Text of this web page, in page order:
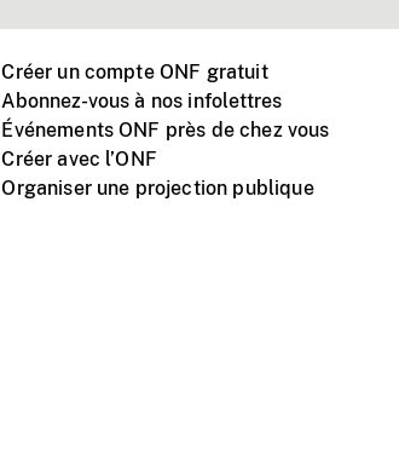
Créer un compte ONF gratuit
Abonnez-vous à nos infolettres
Événements ONF près de chez vous
Créer avec l’ONF
Organiser une projection publique